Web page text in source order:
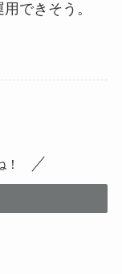
できそう。